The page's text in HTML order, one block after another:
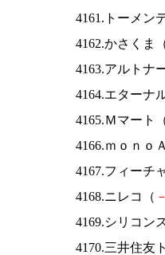
4161.トーメン
4162.かさくま
4163.アルトナ
4164.エターナ
4165.Ｍマート
4166.ｍｏｎｏ
4167.フィーチ
4168.ニレコ（ －
4169.シリコン
4170.三井住友